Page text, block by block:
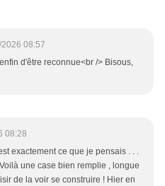
08:57
d'être reconnue<br /> Bisous,
08:28
exactement ce que je pensais . . .
une case bien remplie , longue
de la voir se construire ! Hier en